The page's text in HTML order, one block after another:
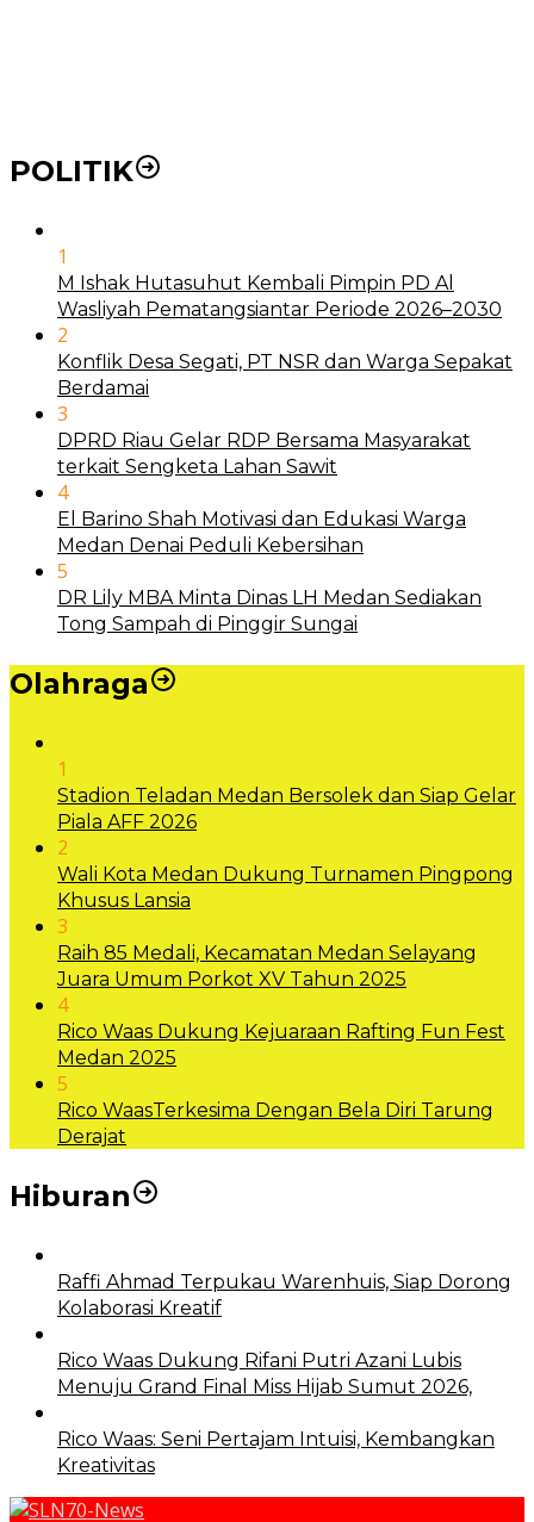
POLITIK
1
M Ishak Hutasuhut Kembali Pimpin PD Al
Wasliyah Pematangsiantar Periode 2026–2030
2
Konflik Desa Segati, PT NSR dan Warga Sepakat
Berdamai
3
DPRD Riau Gelar RDP Bersama Masyarakat
terkait Sengketa Lahan Sawit
4
El Barino Shah Motivasi dan Edukasi Warga
Medan Denai Peduli Kebersihan
5
DR Lily MBA Minta Dinas LH Medan Sediakan
Tong Sampah di Pinggir Sungai
Olahraga
1
Stadion Teladan Medan Bersolek dan Siap Gelar
Piala AFF 2026
2
Wali Kota Medan Dukung Turnamen Pingpong
Khusus Lansia
3
Raih 85 Medali, Kecamatan Medan Selayang
Juara Umum Porkot XV Tahun 2025
4
Rico Waas Dukung Kejuaraan Rafting Fun Fest
Medan 2025
5
Rico WaasTerkesima Dengan Bela Diri Tarung
Derajat
Hiburan
Raffi Ahmad Terpukau Warenhuis, Siap Dorong
Kolaborasi Kreatif
Rico Waas Dukung Rifani Putri Azani Lubis
Menuju Grand Final Miss Hijab Sumut 2026,
Rico Waas: Seni Pertajam Intuisi, Kembangkan
Kreativitas